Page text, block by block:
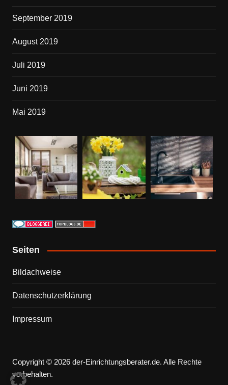
September 2019
August 2019
Juli 2019
Juni 2019
Mai 2019
Seiten
Bildachweise
Datenschutzerklärung
Impressum
Copyright © 2026 der-Einrichtungsberater.de. Alle Rechte
vorbehalten.